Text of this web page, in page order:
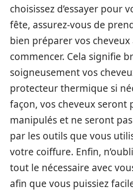
choisissez d’essayer pour
fête, assurez-vous de
bien préparer vos cheveux
commencer. Cela signifie
soigneusement vos
protecteur thermique si
façon, vos cheveux seront
manipulés et ne seront
par les outils que vous
votre coiffure. Enfin,
tout le nécessaire avec
afin que vous puissiez